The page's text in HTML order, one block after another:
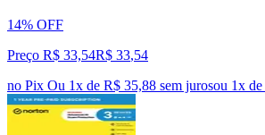
14% OFF
Preço R$ 33,54R$ 33,54
no Pix Ou 1x de R$ 35,88 sem jurosou 1x de